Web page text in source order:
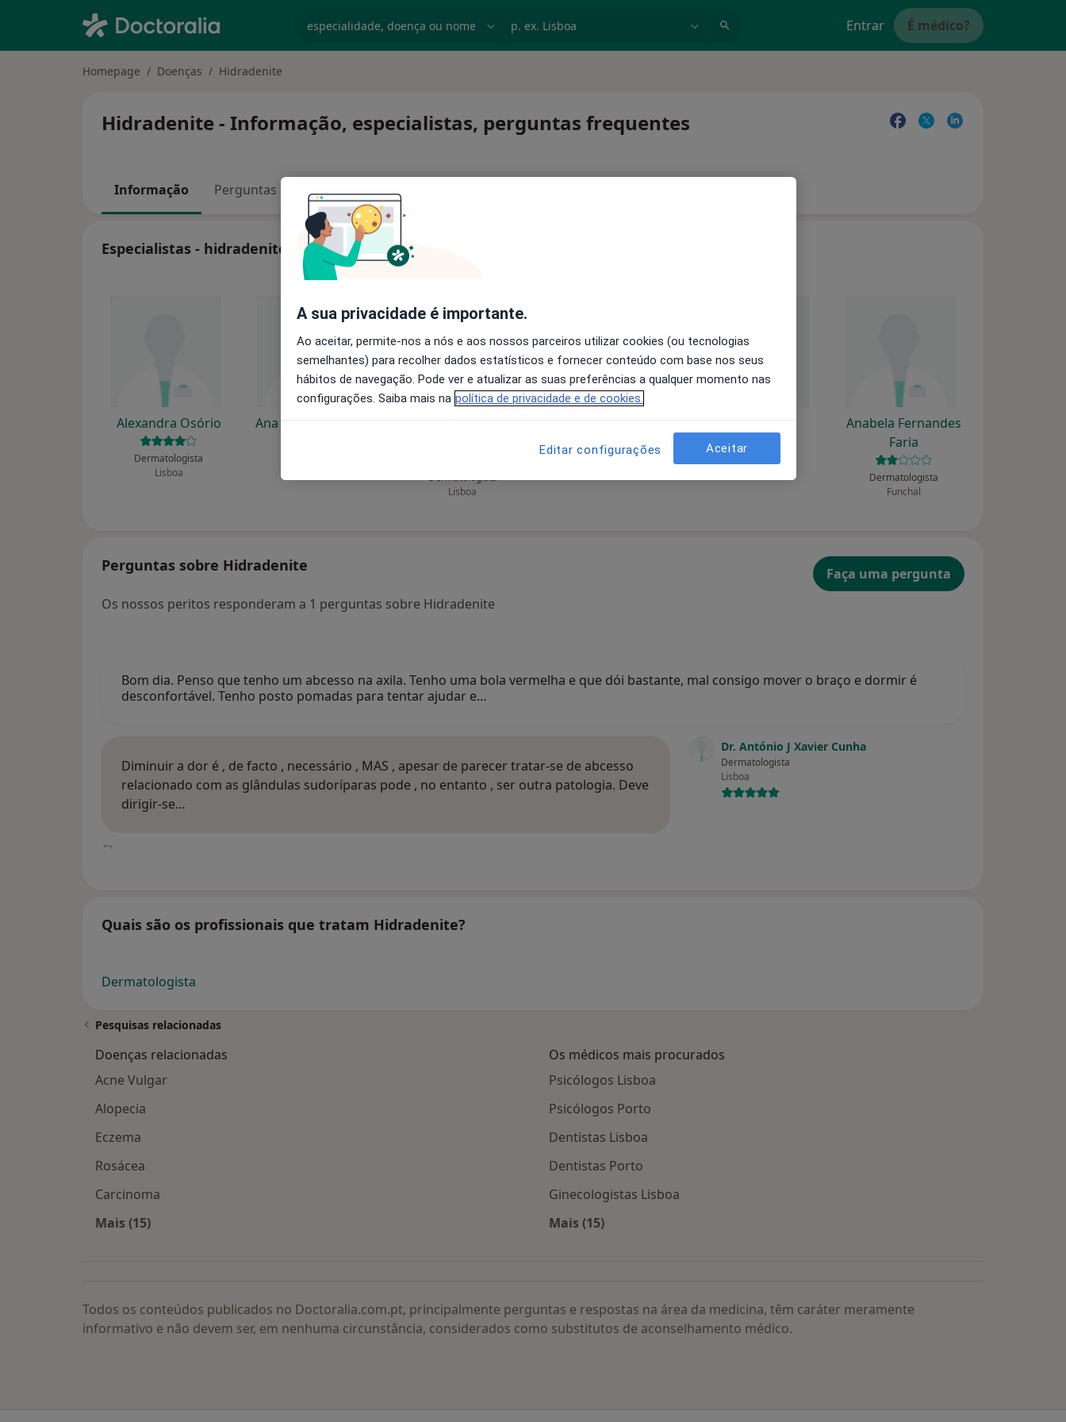
Entrar É médico?
Homepage Doenças Hidradenite
Hidradenite - Informação, especialistas, perguntas frequentes
Informação Perguntas & Respostas
Especialistas - hidradenite
Alexandra Osório
Dermatologista
Lisboa
Ana Guerra Rodrigo
Dermatologista
Lisboa
Dermatologista
Anabela Fernandes
Faria
Dermatologista
Funchal
Perguntas sobre Hidradenite
Faça uma pergunta
Os nossos peritos responderam a 1 perguntas sobre Hidradenite
Bom dia. Penso que tenho um abcesso na axila. Tenho uma bola vermelha e que dói bastante, mal consigo mover o braço e dormir é
desconfortável. Tenho posto pomadas para tentar ajudar e…
Dr. António J Xavier Cunha
Dermatologista
Lisboa
Diminuir a dor é , de facto , necessário , MAS , apesar de parecer tratar-se de abcesso
relacionado com as glândulas sudoríparas pode , no entanto , ser outra patologia. Deve
dirigir-se…
Quais são os profissionais que tratam Hidradenite?
Dermatologista
Pesquisas relacionadas
Doenças relacionadas
Acne Vulgar
Alopecia
Eczema
Rosácea
Carcinoma
Mais (15)
Os médicos mais procurados
Psicólogos Lisboa
Psicólogos Porto
Dentistas Lisboa
Dentistas Porto
Ginecologistas Lisboa
Mais (15)
Todos os conteúdos publicados no Doctoralia.com.pt, principalmente perguntas e respostas na área da medicina, têm caráter meramente
informativo e não devem ser, em nenhuma circunstância, considerados como substitutos de aconselhamento médico.
A sua privacidade é importante.
Ao aceitar, permite-nos a nós e aos nossos parceiros utilizar cookies (ou tecnologias
semelhantes) para recolher dados estatísticos e fornecer conteúdo com base nos seus
hábitos de navegação. Pode ver e atualizar as suas preferências a qualquer momento nas
configurações. Saiba mais na política de privacidade e de cookies.
Editar configurações Aceitar